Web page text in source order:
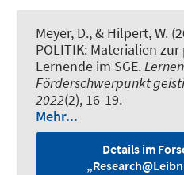
Meyer, D., & Hilpert, W.
POLITIK: Materialien
Lernende im SGE.
Förderschwerpunkt
2022(2), 16-19.
Mehr...
Details im